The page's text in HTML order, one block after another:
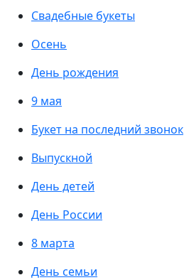
Свадебные букеты
Осень
День рождения
9 мая
Букет на последний звонок
Выпускной
День детей
День России
8 марта
День семьи